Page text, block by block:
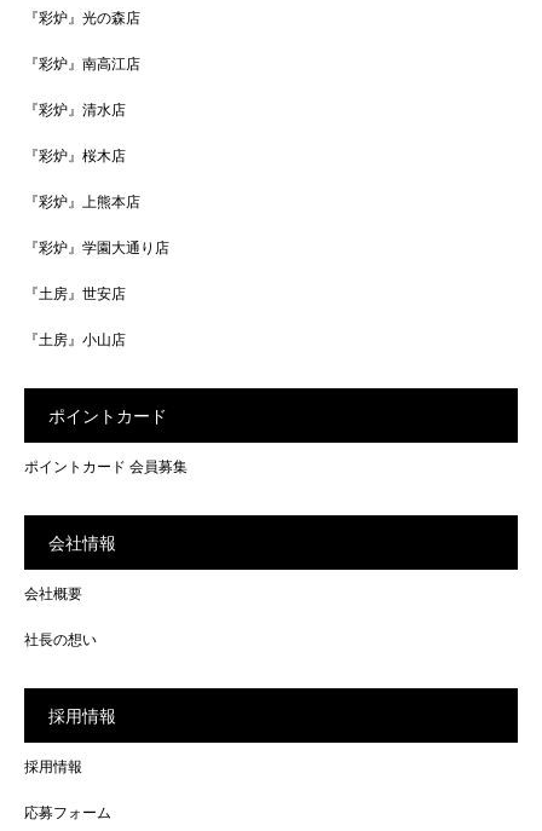
『彩炉』光の森店
『彩炉』南高江店
『彩炉』清水店
『彩炉』桜木店
『彩炉』上熊本店
『彩炉』学園大通り店
『土房』世安店
『土房』小山店
ポイントカード
ポイントカード 会員募集
会社情報
会社概要
社長の想い
採用情報
採用情報
応募フォーム